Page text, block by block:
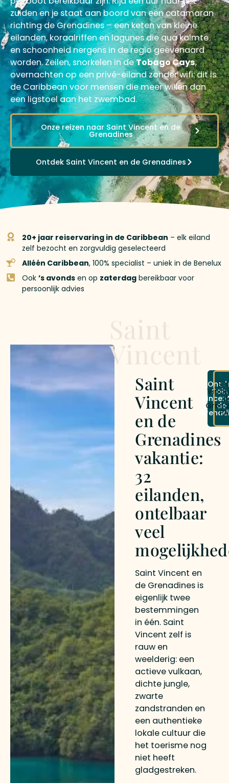
zuiden en je staat aan boord van een catamaran
richting de Grenadines – een keten van kleine
eilanden, koraalriffen en lagunes die qua kalmte
en schoonheid nergens in de regio geëvenaard
worden. Zeilen, snorkelen in deTobago Cays,
overnachten op een privé-eiland zonder wifi: dit is
de Caribbean voor mensen die meer willen dan
een ligstoel aan het zwembad.
Onze reizen naar Saint Vincent en de
Grenadines
Ontdek Saint Vincent en de Grenadines
20+ jaar reiservaring in de Caribbean – elk eiland
zelf bezocht en zorgvuldig geselecteerd
Alléén Caribbean, 100% specialist – uniek in de Benelux
Ook ’s avondsen op zaterdagbereikbaar voor
persoonlijk advies
Saint
Vincent
Saint
Vincent
en de
Grenadines
vakantie:
32
eilanden,
ontelbaar
veel
Saint Vincent en
de Grenadines is
eigenlijk twee
bestemmingen
in één. Saint
Vincent zelf is
rauw en
weelderig: een
actieve vulkaan,
dichte jungle,
zwarte
zandstranden en
een authentieke
lokale cultuur die
het toerisme nog
niet heeft
gladgestreken.
de